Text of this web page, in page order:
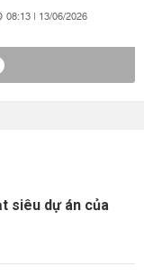
08:13 | 13/06/2026
siêu dự án của